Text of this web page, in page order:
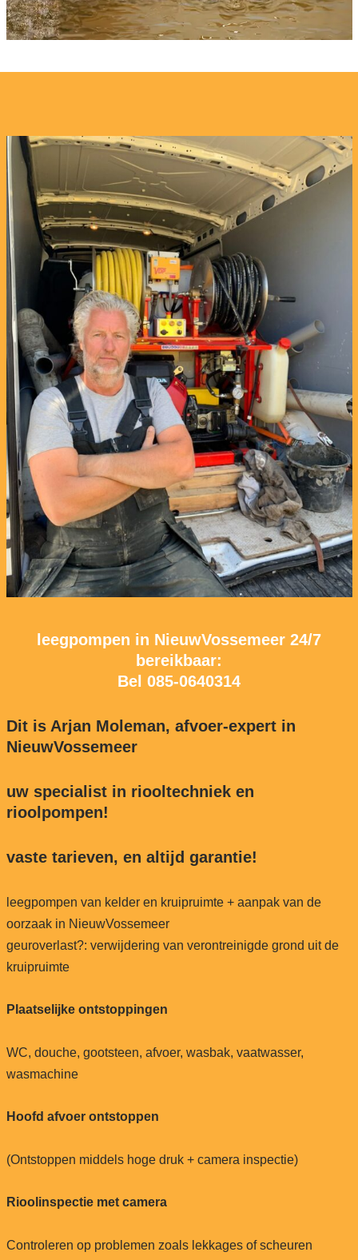
leegpompen in NieuwVossemeer 24/7
bereikbaar:
Bel 085-0640314
Dit is Arjan Moleman, afvoer-expert in
NieuwVossemeer
uw specialist in riooltechniek en
rioolpompen!
vaste tarieven, en altijd garantie!
leegpompen van kelder en kruipruimte + aanpak van de
oorzaak in NieuwVossemeer
geuroverlast?: verwijdering van verontreinigde grond uit de
kruipruimte
Plaatselijke ontstoppingen
WC, douche, gootsteen, afvoer, wasbak, vaatwasser,
wasmachine
Hoofd afvoer ontstoppen
(Ontstoppen middels hoge druk + camera inspectie)
Rioolinspectie met camera
Controleren op problemen zoals lekkages of scheuren